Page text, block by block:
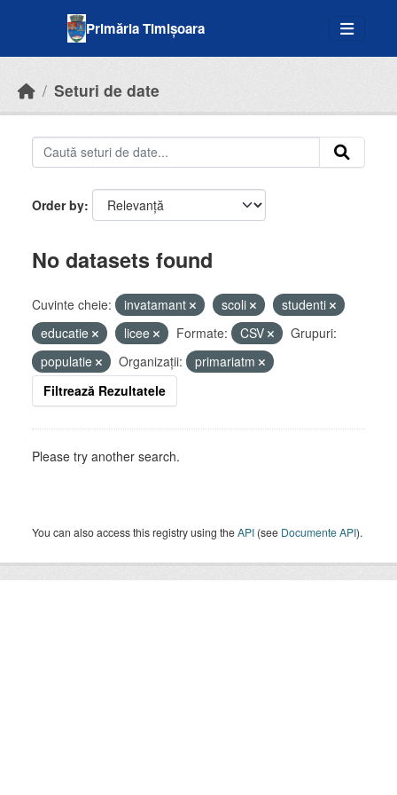
Primăria Timișoara
Seturi de date
Order by
No datasets found
Cuvinte cheie: invatamant scoli
studenti
educatie
licee Formate: CSV
Grupuri:
populatie
Organizații:
primariatm
Filtrează Rezultatele
Please try another search.
You can also access this registry using theAPI (see Documente API).